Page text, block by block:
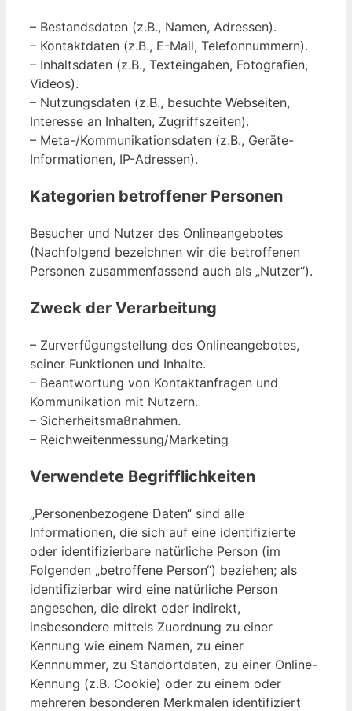
– Bestandsdaten (z.B., Namen, Adressen).
– Kontaktdaten (z.B., E-Mail, Telefonnummern).
– Inhaltsdaten (z.B., Texteingaben, Fotografien,
Videos).
– Nutzungsdaten (z.B., besuchte Webseiten,
Interesse an Inhalten, Zugriffszeiten).
– Meta-/Kommunikationsdaten (z.B., Geräte-
Informationen, IP-Adressen).
Kategorien betroffener Personen
Besucher und Nutzer des Onlineangebotes
(Nachfolgend bezeichnen wir die betroffenen
Personen zusammenfassend auch als „Nutzer“).
Zweck der Verarbeitung
– Zurverfügungstellung des Onlineangebotes,
seiner Funktionen und Inhalte.
– Beantwortung von Kontaktanfragen und
Kommunikation mit Nutzern.
– Sicherheitsmaßnahmen.
– Reichweitenmessung/Marketing
Verwendete Begrifflichkeiten
„Personenbezogene Daten“ sind alle
Informationen, die sich auf eine identifizierte
oder identifizierbare natürliche Person (im
Folgenden „betroffene Person“) beziehen; als
identifizierbar wird eine natürliche Person
angesehen, die direkt oder indirekt,
insbesondere mittels Zuordnung zu einer
Kennung wie einem Namen, zu einer
Kennnummer, zu Standortdaten, zu einer Online-
Kennung (z.B. Cookie) oder zu einem oder
mehreren besonderen Merkmalen identifiziert